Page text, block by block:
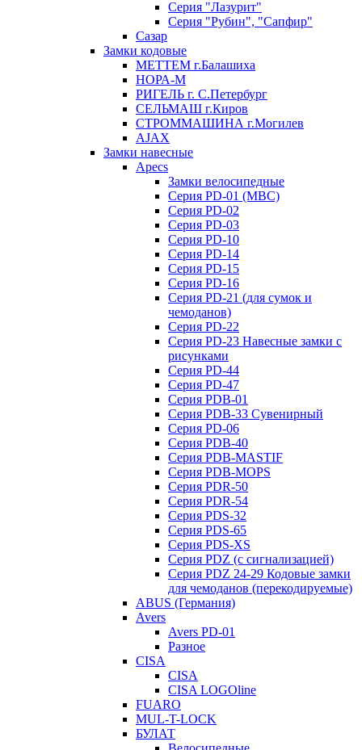
Серия "Лазурит"
Серия "Рубин", "Сапфир"
Сазар
Замки кодовые
МЕТТЕМ г.Балашиха
НОРА-М
РИГЕЛЬ г. С.Петербург
СЕЛЬМАШ г.Киров
СТРОММАШИНА г.Могилев
AJAX
Замки навесные
Apecs
Замки велосипедные
Серия PD-01 (МВС)
Серия PD-02
Серия PD-03
Серия PD-10
Серия PD-14
Серия PD-15
Серия PD-16
Серия PD-21 (для сумок и
чемоданов)
Серия PD-22
Серия PD-23 Навесные замки с
рисунками
Серия PD-44
Серия PD-47
Серия PDB-01
Серия PDB-33 Сувенирный
Серия PD-06
Серия PDB-40
Серия PDB-MASTIF
Серия PDB-MOPS
Серия PDR-50
Серия PDR-54
Серия PDS-32
Серия PDS-65
Серия PDS-XS
Серия PDZ (с сигнализацией)
Серия PDZ 24-29 Кодовые замки
для чемоданов (перекодируемые)
ABUS (Германия)
Avers
Avers PD-01
Разное
CISA
CISA
CISA LOGOline
FUARO
MUL-T-LOCK
БУЛАТ